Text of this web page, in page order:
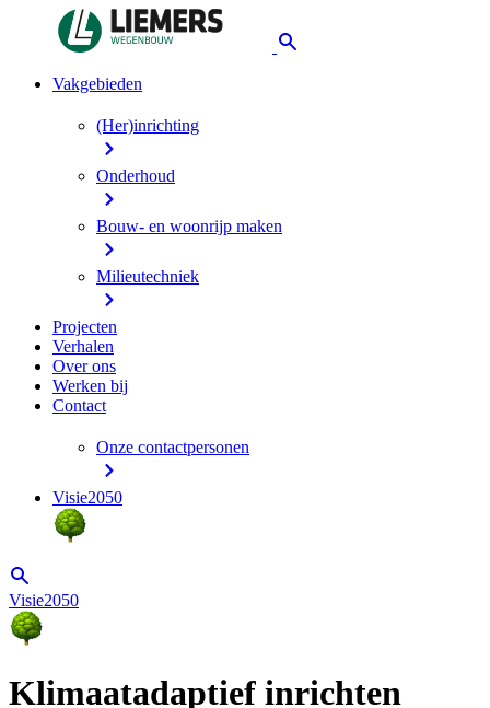
Vakgebieden
(Her)inrichting
Onderhoud
Bouw- en woonrijp maken
Milieutechniek
Projecten
Verhalen
Over ons
Werken bij
Contact
Onze contactpersonen
Visie2050
Visie2050
Klimaatadaptief inrichten